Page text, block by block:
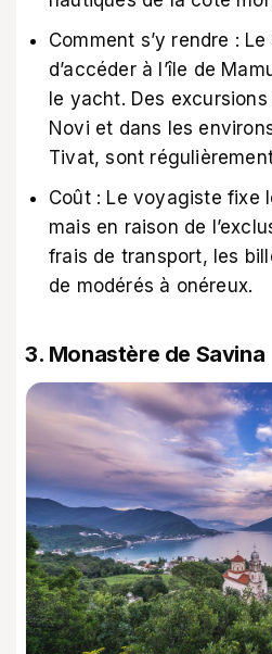
Comment s’y rendre :
d’accéder à l’île de
le yacht. Des
Novi et dans les
Tivat, sont
Coût : Le voyagiste fixe
mais en raison de
frais de transport, les
de modérés à onéreux.
3. Monastère de Savina